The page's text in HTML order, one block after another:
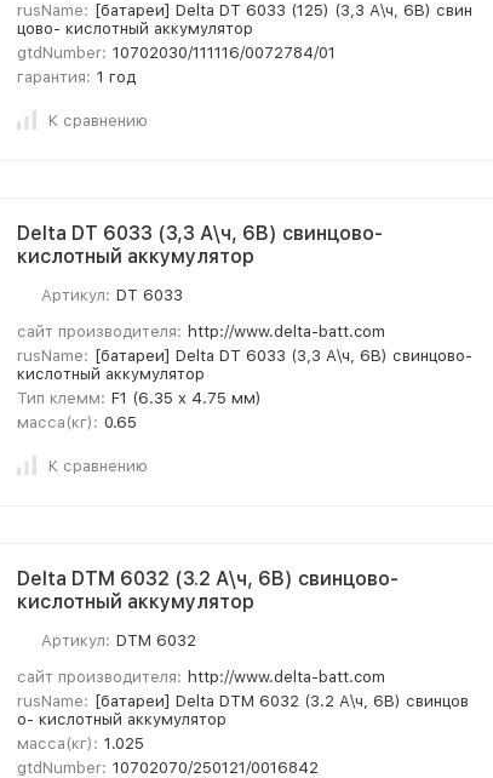
rusName: [батареи] Delta DT 6033 (125) (3,3 А\ч, 6В) свин
цово- кислотный аккумулятор
gtdNumber: 10702030/111116/0072784/01
гарантия: 1 год
К сравнению
Delta DT 6033 (3,3 А\ч, 6В) свинцово-
кислотный аккумулятор
Артикул: DT 6033
сайт производителя: http://www.delta-batt.com
rusName: [батареи] Delta DT 6033 (3,3 А\ч, 6В) свинцово-
кислотный аккумулятор
Тип клемм: F1 (6.35 x 4.75 мм)
масса(кг): 0.65
К сравнению
Delta DTM 6032 (3.2 А\ч, 6В) свинцово-
кислотный аккумулятор
Артикул: DTM 6032
сайт производителя: http://www.delta-batt.com
rusName: [батареи] Delta DTM 6032 (3.2 А\ч, 6В) свинцов
о- кислотный аккумулятор
масса(кг): 1.025
gtdNumber: 10702070/250121/0016842